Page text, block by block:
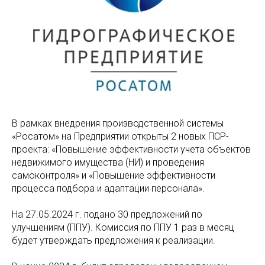
В рамках внедрения производственной системы
«Росатом» на Предприятии открыты 2 новых ПСР-
проекта: «Повышение эффективности учета объектов
недвижимого имущества (НИ) и проведения
самоконтроля» и «Повышение эффективности
процесса подбора и адаптации персонала».
На 27.05.2024 г. подано 30 предложений по
улучшениям (ППУ). Комиссия по ППУ 1 раз в месяц
будет утверждать предложения к реализации.